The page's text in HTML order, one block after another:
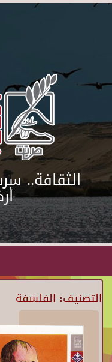
الثقافة..
التصنيف: الفلسفة